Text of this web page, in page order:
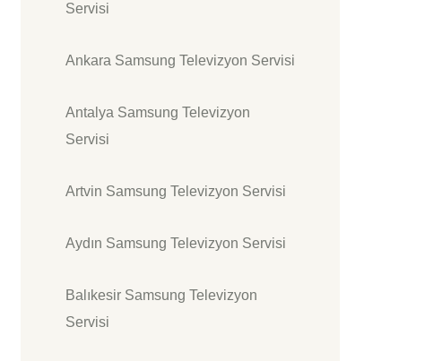
Servisi
Ankara Samsung Televizyon Servisi
Antalya Samsung Televizyon
Servisi
Artvin Samsung Televizyon Servisi
Aydın Samsung Televizyon Servisi
Balıkesir Samsung Televizyon
Servisi